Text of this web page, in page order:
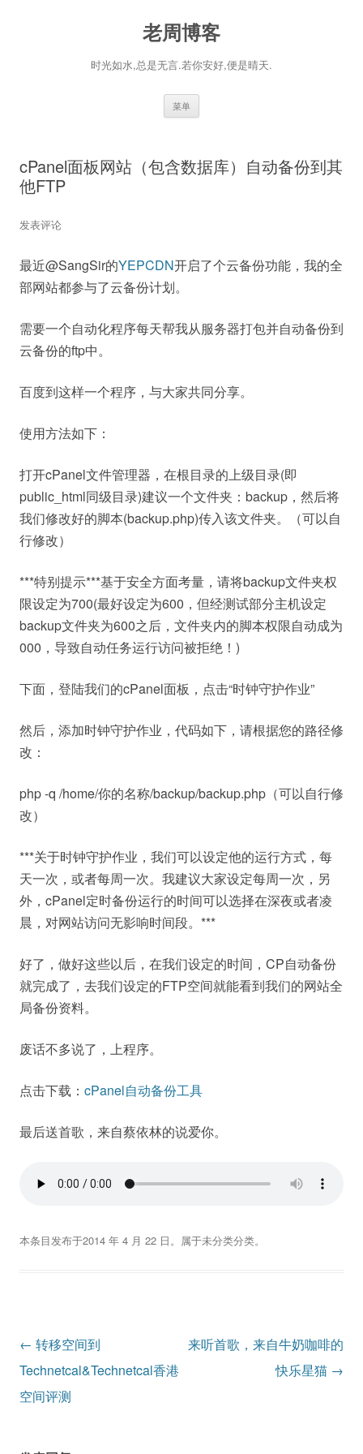
老周博客
时光如水,总是无言.若你安好,便是晴天.
菜单
cPanel面板网站（包含数据库）自动备份到其
他FTP
发表评论
最近@SangSir的YEPCDN开启了个云备份功能，我的全
部网站都参与了云备份计划。
需要一个自动化程序每天帮我从服务器打包并自动备份到
云备份的ftp中。
百度到这样一个程序，与大家共同分享。
使用方法如下：
打开cPanel文件管理器，在根目录的上级目录(即
public_html同级目录)建议一个文件夹：backup，然后将
我们修改好的脚本(backup.php)传入该文件夹。（可以自
行修改）
***特别提示***基于安全方面考量，请将backup文件夹权
限设定为700(最好设定为600，但经测试部分主机设定
backup文件夹为600之后，文件夹内的脚本权限自动成为
000，导致自动任务运行访问被拒绝！)
下面，登陆我们的cPanel面板，点击“时钟守护作业”
然后，添加时钟守护作业，代码如下，请根据您的路径修
改：
php -q /home/你的名称/backup/backup.php（可以自行修
改）
***关于时钟守护作业，我们可以设定他的运行方式，每
天一次，或者每周一次。我建议大家设定每周一次，另
外，cPanel定时备份运行的时间可以选择在深夜或者凌
晨，对网站访问无影响时间段。***
好了，做好这些以后，在我们设定的时间，CP自动备份
就完成了，去我们设定的FTP空间就能看到我们的网站全
局备份资料。
废话不多说了，上程序。
点击下载： cPanel自动备份工具
最后送首歌，来自蔡依林的说爱你。
本条目发布于2014 年 4 月 22 日。属于未分类分类。
文
章
导
← 转移空间到
Technetcal&Technetcal香港
空间评测
来听首歌，来自牛奶咖啡的
快乐星猫 →